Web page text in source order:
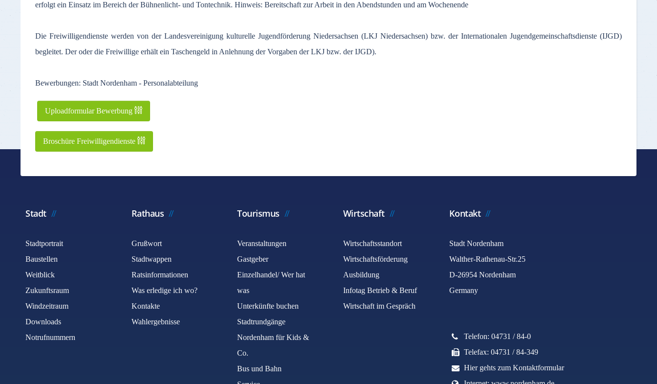
erfolgt ein Einsatz im Bereich der Bühnenlicht- und Tontechnik. Hinweis: Bereitschaft zur Arbeit in den Abendstunden und am Wochenende
Die Freiwilligendienste werden von der Landesvereinigung kulturelle Jugendförderung Niedersachsen (LKJ Niedersachsen) bzw. der Internationalen Jugendgemeinschaftsdienste (IJGD)
begleitet. Der oder die Freiwillige erhält ein Taschengeld in Anlehnung der Vorgaben der LKJ bzw. der IJGD).
Bewerbungen: Stadt Nordenham - Personalabteilung
Uploadformular Bewerbung
Broschüre Freiwilligendienste
Stadt
Stadtportrait
Baustellen
Weitblick
Zukunftsraum
Windzeitraum
Downloads
Notrufnummern
Rathaus
Grußwort
Stadtwappen
Ratsinformationen
Was erledige ich wo?
Kontakte
Wahlergebnisse
Tourismus
Veranstaltungen
Gastgeber
Einzelhandel/ Wer hat
was
Unterkünfte buchen
Stadtrundgänge
Nordenham für Kids &
Co.
Bus und Bahn
Wirtschaft
Wirtschaftsstandort
Wirtschaftsförderung
Ausbildung
Infotag Betrieb & Beruf
Wirtschaft im Gespräch
Kontakt
Stadt Nordenham
Walther-Rathenau-Str.25
D-26954 Nordenham
Germany
Telefon: 04731 / 84-0
Telefax: 04731 / 84-349
Hier gehts zum Kontaktformular